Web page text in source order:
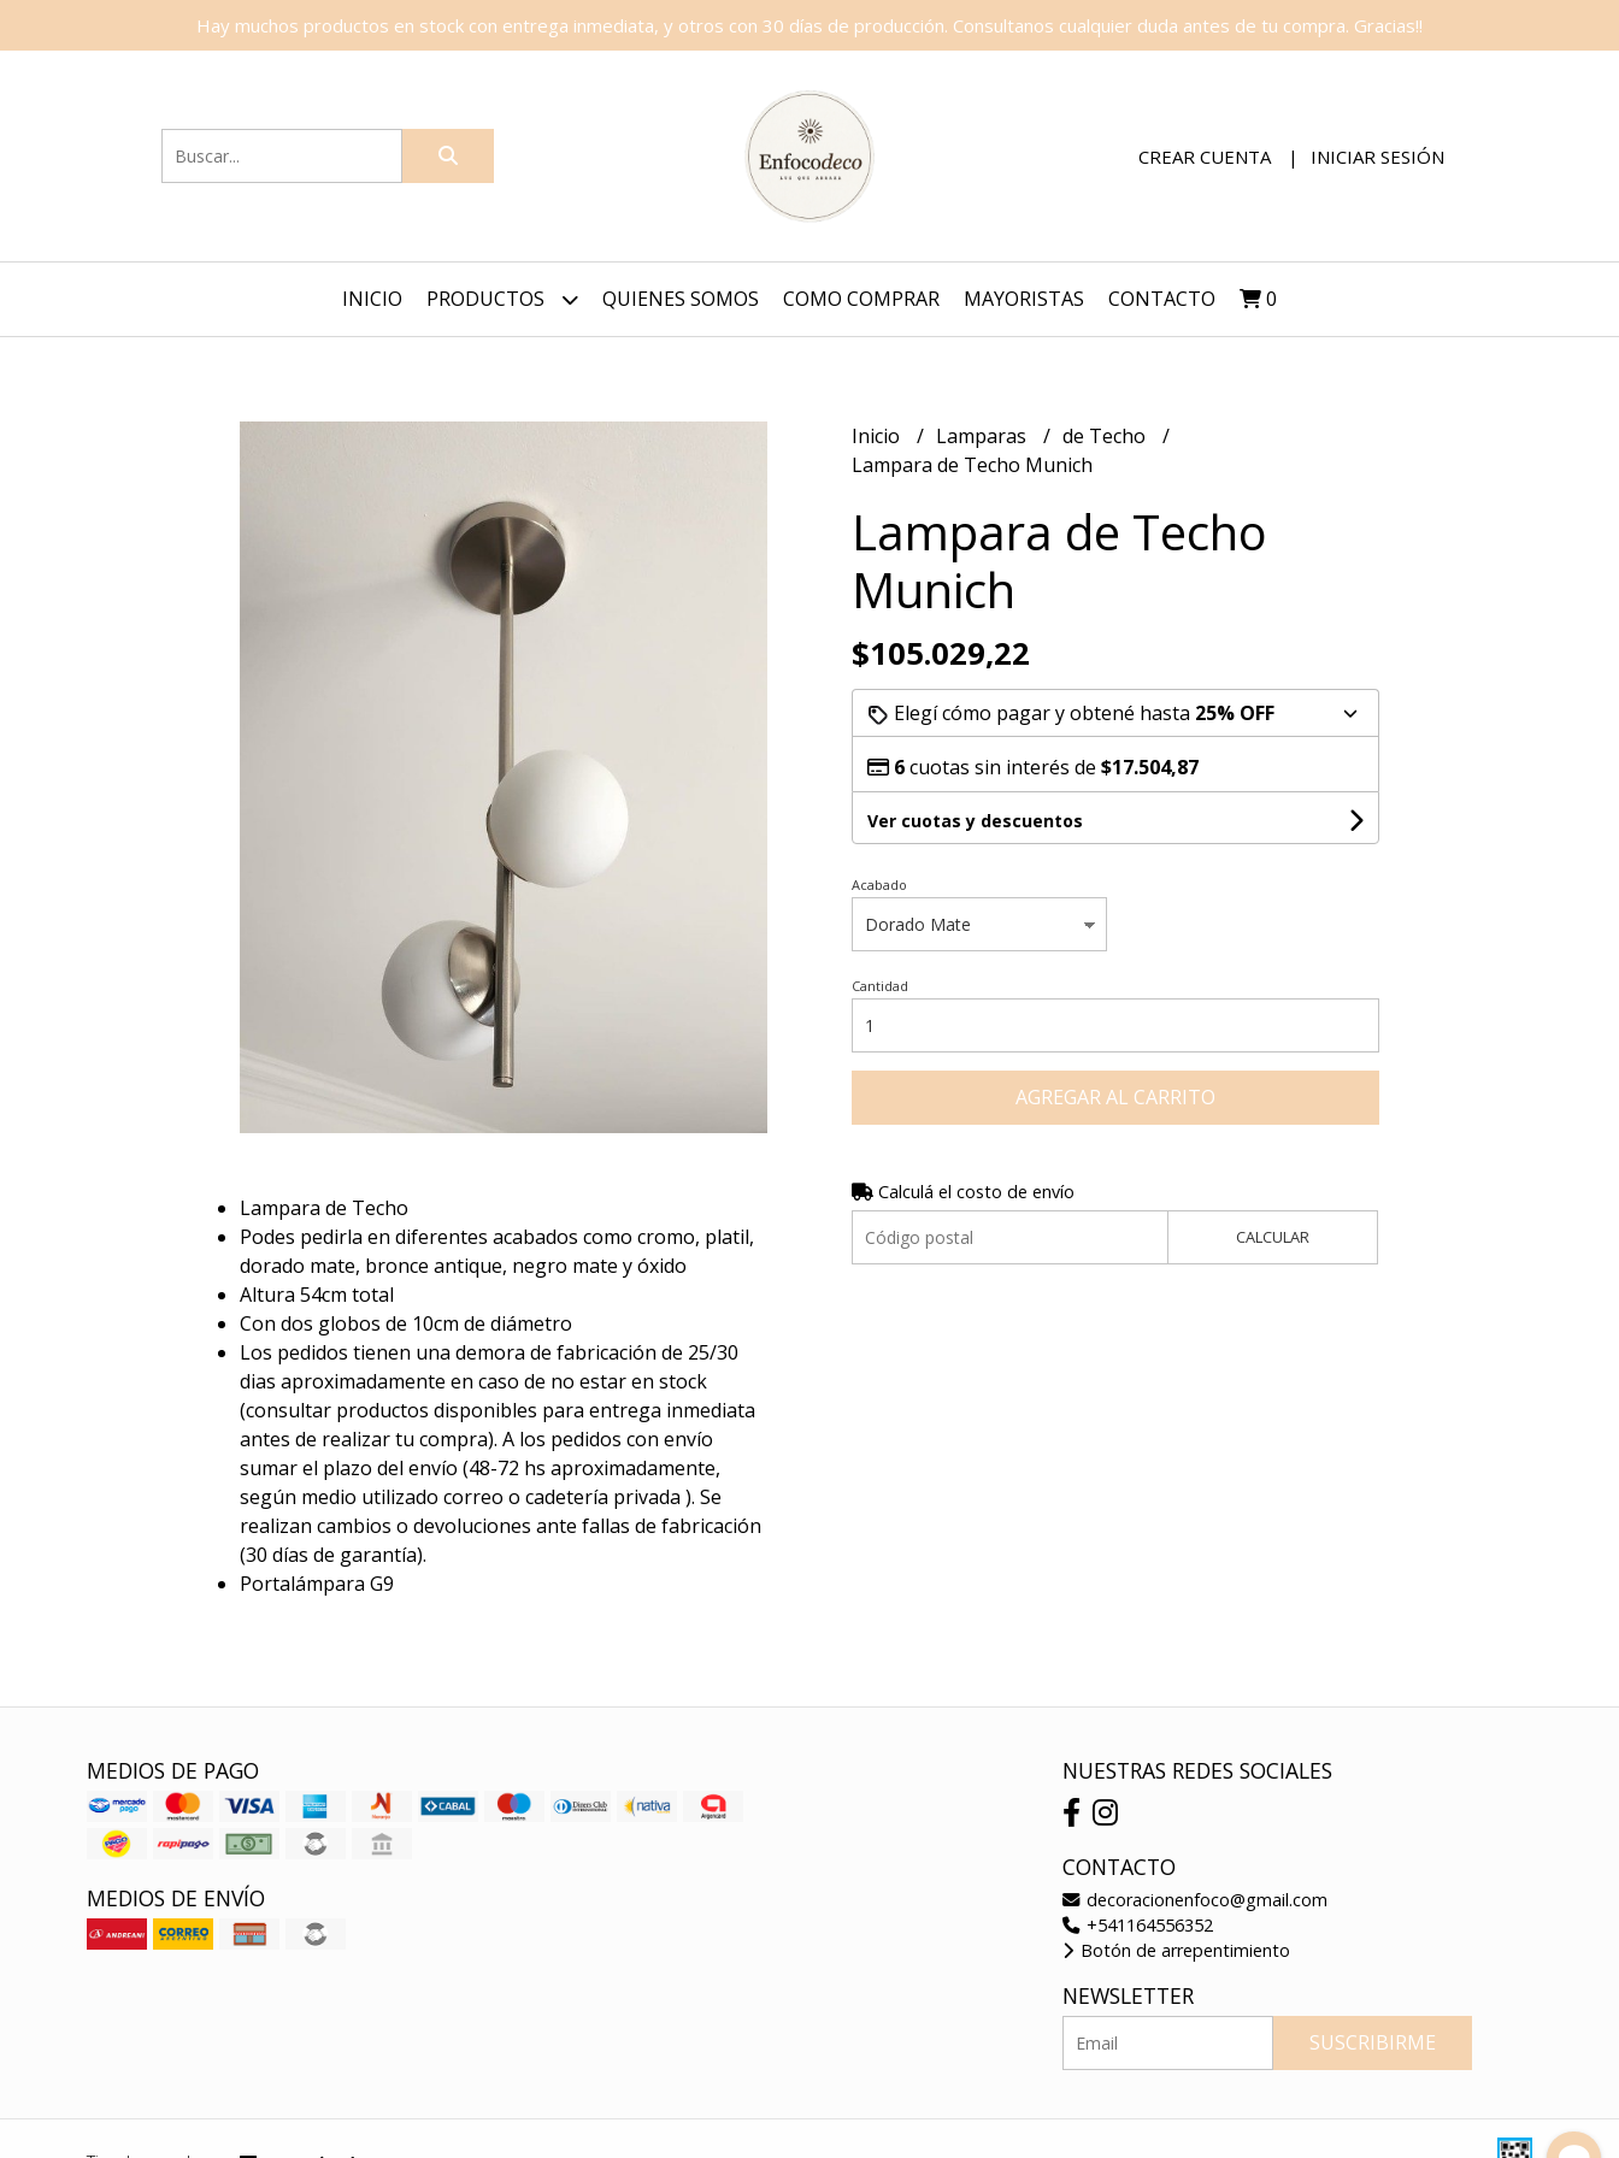
Hay muchos productos en stock con entrega inmediata, y otros con 30 días de producción. Consultanos cualquier duda antes de tu compra. Gracias!!
CREAR CUENTA INICIAR SESIÓN
INICIO PRODUCTOS QUIENES SOMOS COMO COMPRAR MAYORISTAS CONTACTO 0
Lampara de Techo
Podes pedirla en diferentes acabados como cromo, platil,
dorado mate, bronce antique, negro mate y óxido
Altura 54cm total
Con dos globos de 10cm de diámetro
Los pedidos tienen una demora de fabricación de 25/30
dias aproximadamente en caso de no estar en stock
(consultar productos disponibles para entrega inmediata
antes de realizar tu compra). A los pedidos con envío
sumar el plazo del envío (48-72 hs aproximadamente,
según medio utilizado correo o cadetería privada ). Se
realizan cambios o devoluciones ante fallas de fabricación
(30 días de garantía).
Portalámpara G9
Inicio Lamparas
de Techo
Lampara de Techo Munich
Lampara de Techo
Munich
$105.029,22
Elegí cómo pagar y obtené hasta 25% OFF
6cuotas sin interés de $17.504,87
Ver cuotas y descuentos
Acabado
Cantidad
AGREGAR AL CARRITO
Calculá el costo de envío
CALCULAR
MEDIOS DE PAGO
MEDIOS DE ENVÍO
NUESTRAS REDES SOCIALES
CONTACTO
decoracionenfoco@gmail.com
+541164556352
Botón de arrepentimiento
NEWSLETTER
SUSCRIBIRME